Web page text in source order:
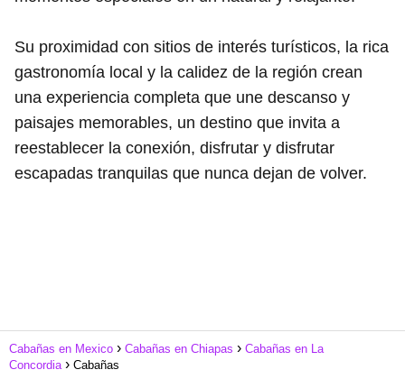
Su proximidad con sitios de interés turísticos, la rica
gastronomía local y la calidez de la región crean
una experiencia completa que une descanso y
paisajes memorables, un destino que invita a
reestablecer la conexión, disfrutar y disfrutar
escapadas tranquilas que nunca dejan de volver.
Cabañas en Mexico Cabañas en Chiapas
Cabañas en La
Concordia
Cabañas